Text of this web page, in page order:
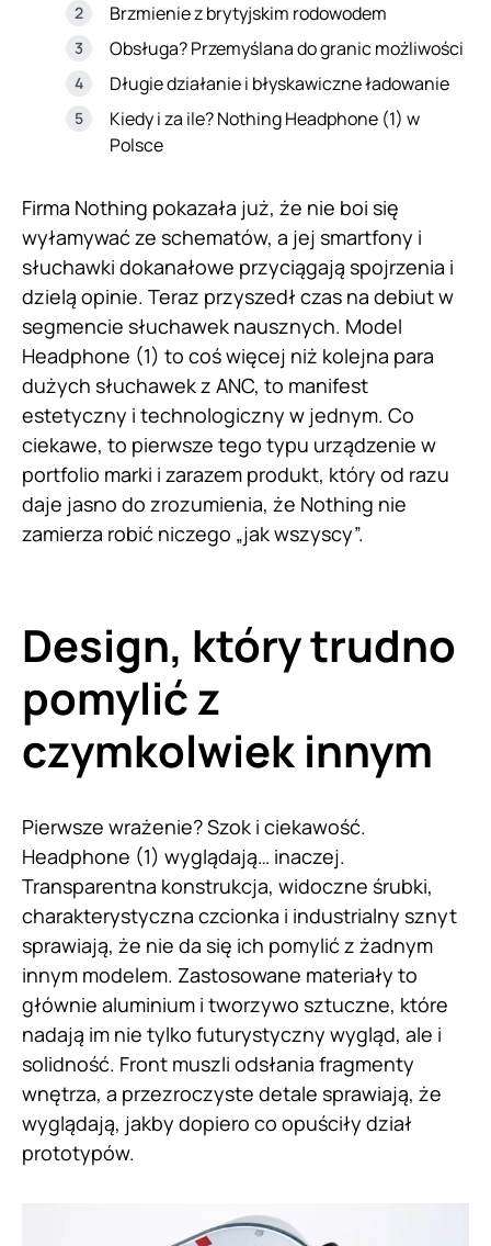
Brzmienie z brytyjskim rodowodem
Obsługa? Przemyślana do granic możliwości
Długie działanie i błyskawiczne ładowanie
Kiedy i za ile? Nothing Headphone (1) w
Polsce
Firma Nothing pokazała już, że nie boi się
wyłamywać ze schematów, a jej smartfony i
słuchawki dokanałowe przyciągają spojrzenia i
dzielą opinie. Teraz przyszedł czas na debiut w
segmencie słuchawek nausznych. Model
Headphone (1) to coś więcej niż kolejna para
dużych słuchawek z ANC, to manifest
estetyczny i technologiczny w jednym. Co
ciekawe, to pierwsze tego typu urządzenie w
portfolio marki i zarazem produkt, który od razu
daje jasno do zrozumienia, że Nothing nie
zamierza robić niczego „jak wszyscy”.
Design, który trudno
pomylić z
czymkolwiek innym
Pierwsze wrażenie? Szok i ciekawość.
Headphone (1) wyglądają… inaczej.
Transparentna konstrukcja, widoczne śrubki,
charakterystyczna czcionka i industrialny sznyt
sprawiają, że nie da się ich pomylić z żadnym
innym modelem. Zastosowane materiały to
głównie aluminium i tworzywo sztuczne, które
nadają im nie tylko futurystyczny wygląd, ale i
solidność. Front muszli odsłania fragmenty
wnętrza, a przezroczyste detale sprawiają, że
wyglądają, jakby dopiero co opuściły dział
prototypów.